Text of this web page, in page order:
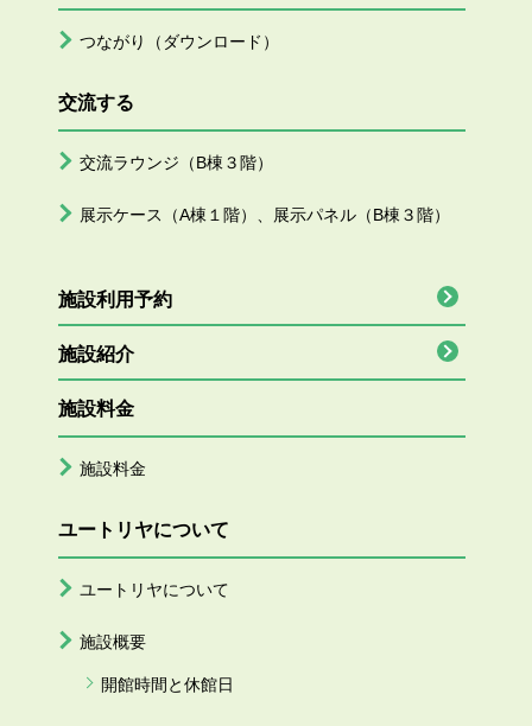
つながり（ダウンロード）
交流する
交流ラウンジ（B棟３階）
展示ケース（A棟１階）、展示パネル（B棟３階）
施設利用予約
施設紹介
施設料金
施設料金
ユートリヤについて
ユートリヤについて
施設概要
開館時間と休館日